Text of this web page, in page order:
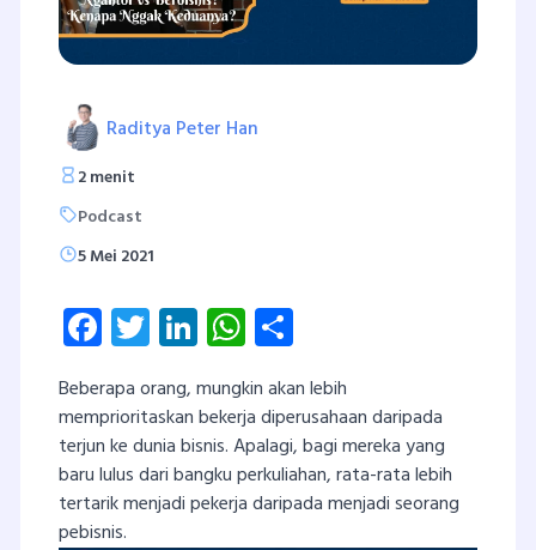
Raditya Peter Han
2 menit
Podcast
5 Mei 2021
Facebook
Twitter
LinkedInWhatsApp
Beberapa orang, mungkin akan lebih
memprioritaskan bekerja diperusahaan daripada
terjun ke dunia bisnis. Apalagi, bagi mereka yang
baru lulus dari bangku perkuliahan, rata-rata lebih
tertarik menjadi pekerja daripada menjadi seorang
pebisnis.